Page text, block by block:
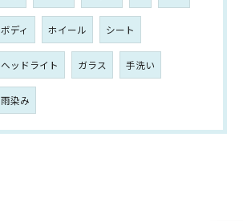
ボディ ホイール シート
ヘッドライト ガラス 手洗い
雨染み